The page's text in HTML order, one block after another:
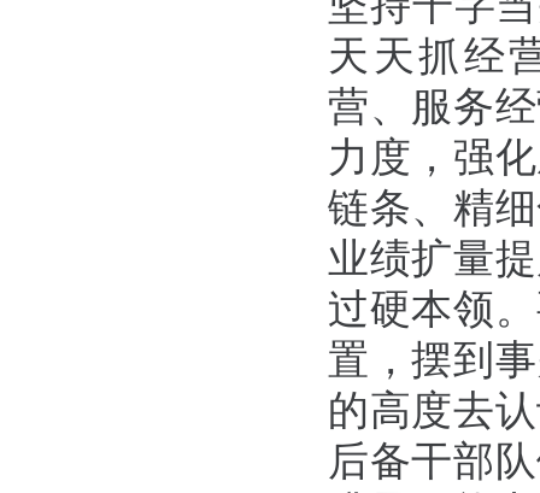
天天抓经
营、服务
力度，强
链条、精
业绩扩量
过硬本领
置，摆到
的高度去
后备干部